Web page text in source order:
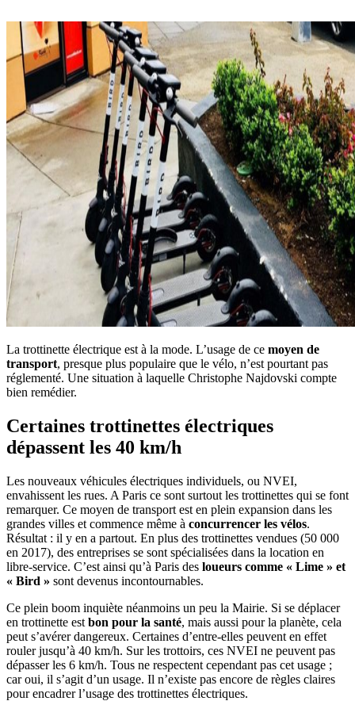
La trottinette électrique est à la mode. L’usage de ce moyen de
transport, presque plus populaire que le vélo, n’est pourtant pas
réglementé. Une situation à laquelle Christophe Najdovski compte
bien remédier.
Certaines trottinettes électriques
dépassent les 40 km/h
Les nouveaux véhicules électriques individuels, ou NVEI,
envahissent les rues. A Paris ce sont surtout les trottinettes qui se font
remarquer. Ce moyen de transport est en plein expansion dans les
grandes villes et commence même à concurrencer les vélos.
Résultat : il y en a partout. En plus des trottinettes vendues (50 000
en 2017), des entreprises se sont spécialisées dans la location en
libre-service. C’est ainsi qu’à Paris des loueurs comme « Lime » et
« Bird » sont devenus incontournables.
Ce plein boom inquiète néanmoins un peu la Mairie. Si se déplacer
en trottinette est bon pour la santé, mais aussi pour la planète, cela
peut s’avérer dangereux. Certaines d’entre-elles peuvent en effet
rouler jusqu’à 40 km/h. Sur les trottoirs, ces NVEI ne peuvent pas
dépasser les 6 km/h. Tous ne respectent cependant pas cet usage ;
car oui, il s’agit d’un usage. Il n’existe pas encore de règles claires
pour encadrer l’usage des trottinettes électriques.